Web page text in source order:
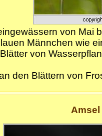
von Mai
Männchen wie
von
den Blättern von
Amsel